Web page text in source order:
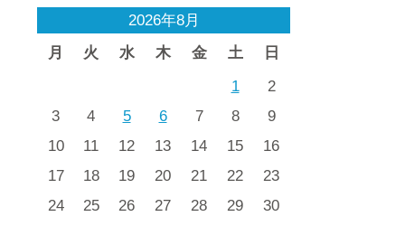
2026年8月
月
火 水 木 金 土 日
1
2
3
4 5 6 7 8
9
10
11 12 13 14 15
16
17
18 19 20 21 22
23
24
25 26 27 28 29
30